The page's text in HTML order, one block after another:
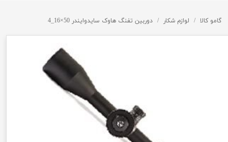
گامو کالا لوازم شکار دوربین تفنگ هاوک سایدوایندر 50×16_4